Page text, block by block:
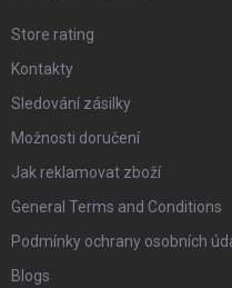
Store rating
Kontakty
Sledování zásilky
Možnosti doručení
Jak reklamovat zboží
General Terms and Conditions
Podmínky ochrany osobních
Blogs